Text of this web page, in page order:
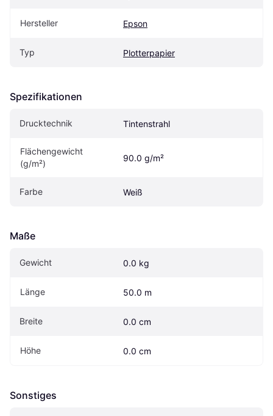
Hersteller Epson
Typ Plotterpapier
Spezifikationen
Drucktechnik Tintenstrahl
Flächengewicht
(g/m²)
90.0 g/m²
Farbe Weiß
Maße
Gewicht 0.0 kg
Länge 50.0 m
Breite 0.0 cm
Höhe 0.0 cm
Sonstiges